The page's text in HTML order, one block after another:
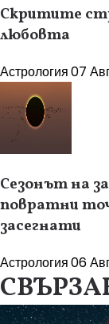
Скритите
любовта
Астрология07
Сезонът на
повратни
засегнати
Астрология06